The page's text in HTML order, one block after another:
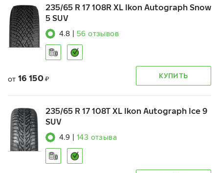
235/65 R 17 108R XL Ikon Autograph Snow
5 SUV
4.8 56 отзывов
от 16 150 ₽ КУПИТЬ
235/65 R 17 108T XL Ikon Autograph Ice 9
SUV
4.9 143 отзыва